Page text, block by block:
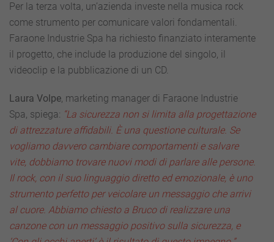
Per la terza volta, un’azienda investe nella musica rock
come strumento per comunicare valori fondamentali.
Faraone Industrie Spa ha richiesto finanziato interamente
il progetto, che include la produzione del singolo, il
videoclip e la pubblicazione di un CD.
Laura Volpe, marketing manager di Faraone Industrie
Spa, spiega: “La sicurezza non si limita alla progettazione
di attrezzature affidabili. È una questione culturale. Se
vogliamo davvero cambiare comportamenti e salvare
vite, dobbiamo trovare nuovi modi di parlare alle persone.
Il rock, con il suo linguaggio diretto ed emozionale, è uno
strumento perfetto per veicolare un messaggio che arrivi
al cuore. Abbiamo chiesto a Bruco di realizzare una
canzone con un messaggio positivo sulla sicurezza, e